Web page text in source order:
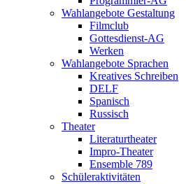
Wahlangebote Gestaltung
Filmclub
Gottesdienst-AG
Werken
Wahlangebote Sprachen
Kreatives Schreiben
DELF
Spanisch
Russisch
Theater
Literaturtheater
Impro-Theater
Ensemble 789
Schüleraktivitäten